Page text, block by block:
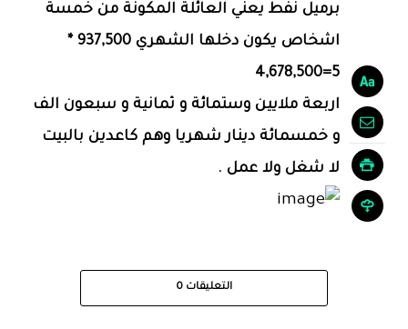
برميل نفط يعني العائلة المكونة من خمسة
اشخاص يكون دخلها الشهري 937,500 *
5=4,678,500
اربعة ملايين وستمائة و ثمانية و سبعون الف
و خمسمائة دينار شهريا وهم كاعدين بالبيت
لا شغل ولا عمل .
التعليقات 0